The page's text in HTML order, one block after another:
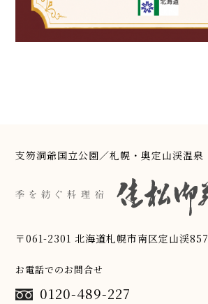
支笏洞爺国立公園／札幌・奥定山渓温泉
〒061-2301 北海道札幌市南区定山渓857
お電話でのお問合せ
0120-489-227